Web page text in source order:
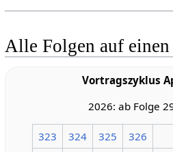
Alle Folgen auf
Vortragszyklus
2026: ab Folge
323 324 325
326